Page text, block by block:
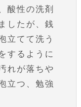
酸性の洗剤
したが、銭
立てて洗う
するように
れが落ちや
立つ、勉強